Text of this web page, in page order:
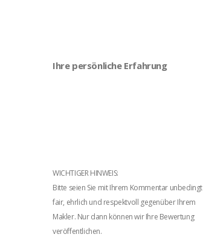
Ihre persönliche Erfahrung
WICHTIGER HINWEIS:
Bitte seien Sie mit Ihrem Kommentar unbedingt
fair, ehrlich und respektvoll gegenüber Ihrem
Makler. Nur dann können wir Ihre Bewertung
veröffentlichen.